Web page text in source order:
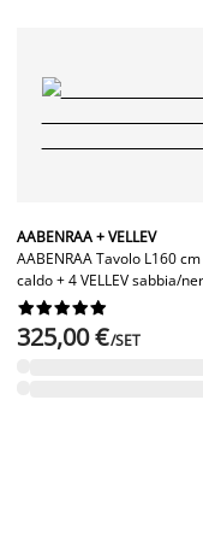
AABENRAA + VELLEV
AABENRAA Tavolo L160
caldo + 4 VELLEV sabbia/






325,00 €/SET